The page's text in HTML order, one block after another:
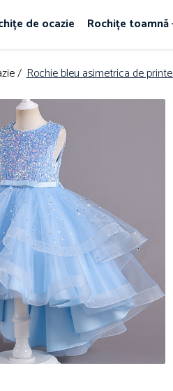
de ocazie Rochițe toamnă
/ Rochie bleu asimetrica de